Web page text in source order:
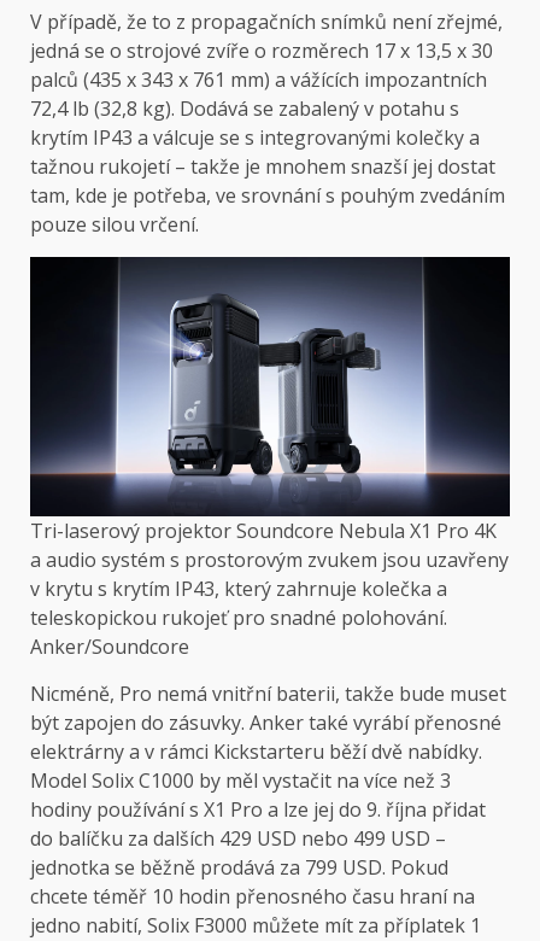
V případě, že to z propagačních snímků není zřejmé,
jedná se o strojové zvíře o rozměrech 17 x 13,5 x 30
palců (435 x 343 x 761 mm) a vážících impozantních
72,4 lb (32,8 kg). Dodává se zabalený v potahu s
krytím IP43 a válcuje se s integrovanými kolečky a
tažnou rukojetí – takže je mnohem snazší jej dostat
tam, kde je potřeba, ve srovnání s pouhým zvedáním
pouze silou vrčení.
Tri-laserový projektor Soundcore Nebula X1 Pro 4K
a audio systém s prostorovým zvukem jsou uzavřeny
v krytu s krytím IP43, který zahrnuje kolečka a
teleskopickou rukojeť pro snadné polohování.
Anker/Soundcore
Nicméně, Pro nemá vnitřní baterii, takže bude muset
být zapojen do zásuvky. Anker také vyrábí přenosné
elektrárny a v rámci Kickstarteru běží dvě nabídky.
Model Solix C1000 by měl vystačit na více než 3
hodiny používání s X1 Pro a lze jej do 9. října přidat
do balíčku za dalších 429 USD nebo 499 USD –
jednotka se běžně prodává za 799 USD. Pokud
chcete téměř 10 hodin přenosného času hraní na
jedno nabití, Solix F3000 můžete mít za příplatek 1